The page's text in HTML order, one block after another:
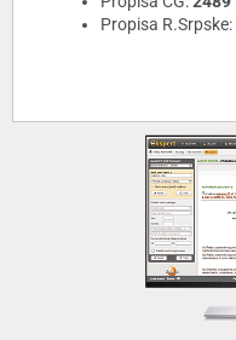
Propisa R.Srpske: